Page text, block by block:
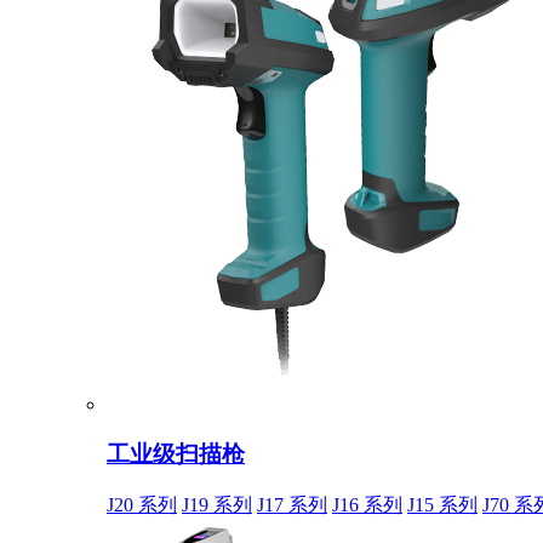
工业级扫描枪
J20 系列 J19 系列 J17 系列 J16 系列 J15 系列 J70 系